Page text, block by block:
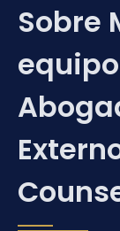
Sobre